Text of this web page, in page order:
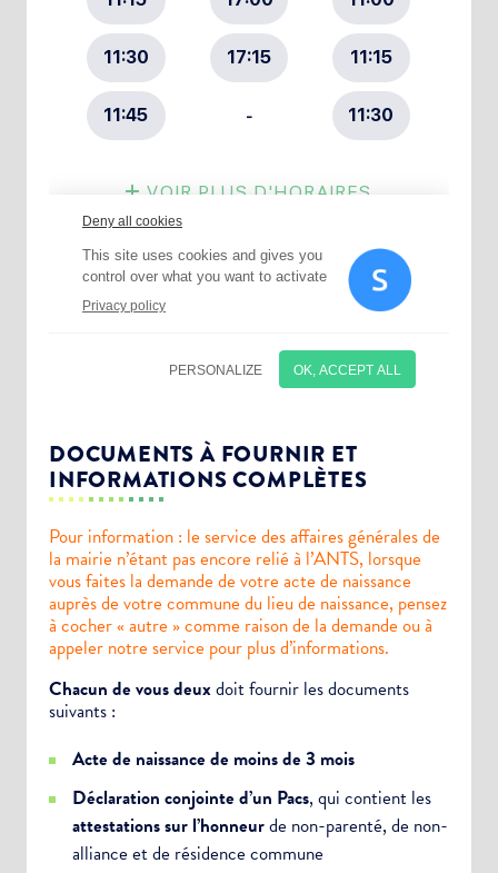
DOCUMENTS À FOURNIR ET
INFORMATIONS COMPLÈTES
Pour information : le service des affaires générales de
la mairie n’étant pas encore relié à l’ANTS, lorsque
vous faites la demande de votre acte de naissance
auprès de votre commune du lieu de naissance, pensez
à cocher « autre » comme raison de la demande ou à
appeler notre service pour plus d’informations.
Chacun de vous deuxdoit fournir les documents
suivants :
Acte de naissance de moins de 3 mois
Déclaration conjointe d’un Pacs, qui contient les
attestations sur l’honneurde non-parenté, de non-
alliance et de résidence commune
Choisissez votre abonnement :
Newsletter Culture
Newsletter Sport et Vie associative